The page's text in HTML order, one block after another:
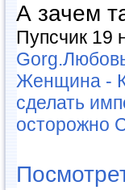
А зачем
Пупсчик 19
Женщина -
сделать
осторожно